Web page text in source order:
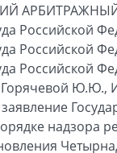
Российской
Российской
Российской
Ю.Ю.,
надзора